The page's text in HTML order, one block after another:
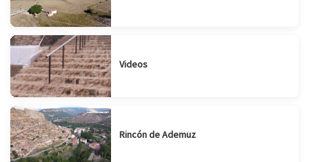
Videos
Rincón de Ademuz